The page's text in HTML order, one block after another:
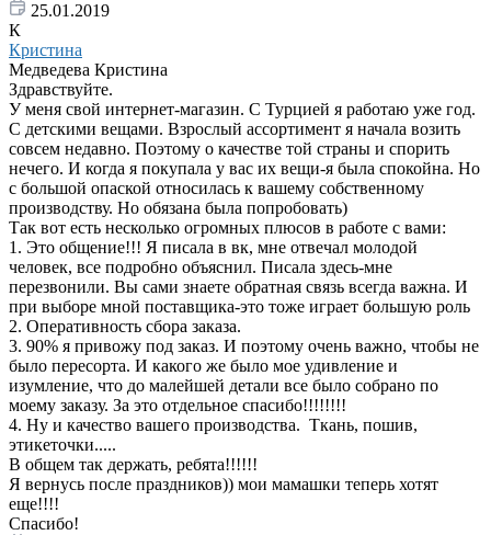
25.01.2019
К
Кристина
Медведева Кристина
Здравствуйте.
У меня свой интернет-магазин. С Турцией я работаю уже год.
С детскими вещами. Взрослый ассортимент я начала возить
совсем недавно. Поэтому о качестве той страны и спорить
нечего. И когда я покупала у вас их вещи-я была спокойна. Но
с большой опаской относилась к вашему собственному
производству. Но обязана была попробовать)
Так вот есть несколько огромных плюсов в работе с вами:
1. Это общение!!! Я писала в вк, мне отвечал молодой
человек, все подробно объяснил. Писала здесь-мне
перезвонили. Вы сами знаете обратная связь всегда важна. И
при выборе мной поставщика-это тоже играет большую роль
2. Оперативность сбора заказа.
3. 90% я привожу под заказ. И поэтому очень важно, чтобы не
было пересорта. И какого же было мое удивление и
изумление, что до малейшей детали все было собрано по
моему заказу. За это отдельное спасибо!!!!!!!!
4. Ну и качество вашего производства. Ткань, пошив,
этикеточки.....
В общем так держать, ребята!!!!!!
Я вернусь после праздников)) мои мамашки теперь хотят
еще!!!!
Спасибо!